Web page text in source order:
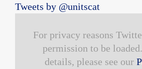
Tweets by @unitscat
For privacy reasons
permission to be
details, please see our